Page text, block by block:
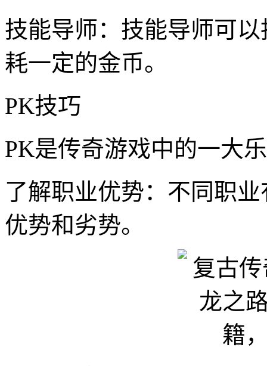
技能导师：技能导师可
耗一定的金币。
PK技巧
PK是传奇游戏中的一大
了解职业优势：不同职
优势和劣势。